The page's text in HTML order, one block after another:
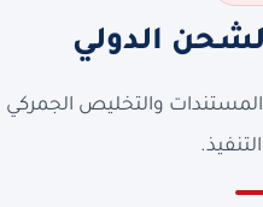
الدولي
والتخليص الجمركي